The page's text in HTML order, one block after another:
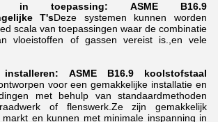
in toepassing: ASME B16.9
T'sDeze systemen kunnen worden
scala van toepassingen waar de combinatie
vloeistoffen of gassen vereist is.,en vele
ASME B16.9 koolstofstaal
voor een gemakkelijke installatie en
met behulp van standaardmethoden
of flenswerk.Ze zijn gemakkelijk
en kunnen met minimale inspanning in